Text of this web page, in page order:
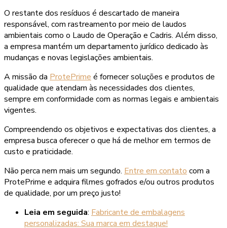
O restante dos resíduos é descartado de maneira
responsável, com rastreamento por meio de laudos
ambientais como o Laudo de Operação e Cadris. Além disso,
a empresa mantém um departamento jurídico dedicado às
mudanças e novas legislações ambientais.
A missão da ProtePrime é fornecer soluções e produtos de
qualidade que atendam às necessidades dos clientes,
sempre em conformidade com as normas legais e ambientais
vigentes.
Compreendendo os objetivos e expectativas dos clientes, a
empresa busca oferecer o que há de melhor em termos de
custo e praticidade.
Não perca nem mais um segundo. Entre em contato com a
ProtePrime e adquira filmes gofrados e/ou outros produtos
de qualidade, por um preço justo!
Leia em seguida: Fabricante de embalagens
personalizadas: Sua marca em destaque!